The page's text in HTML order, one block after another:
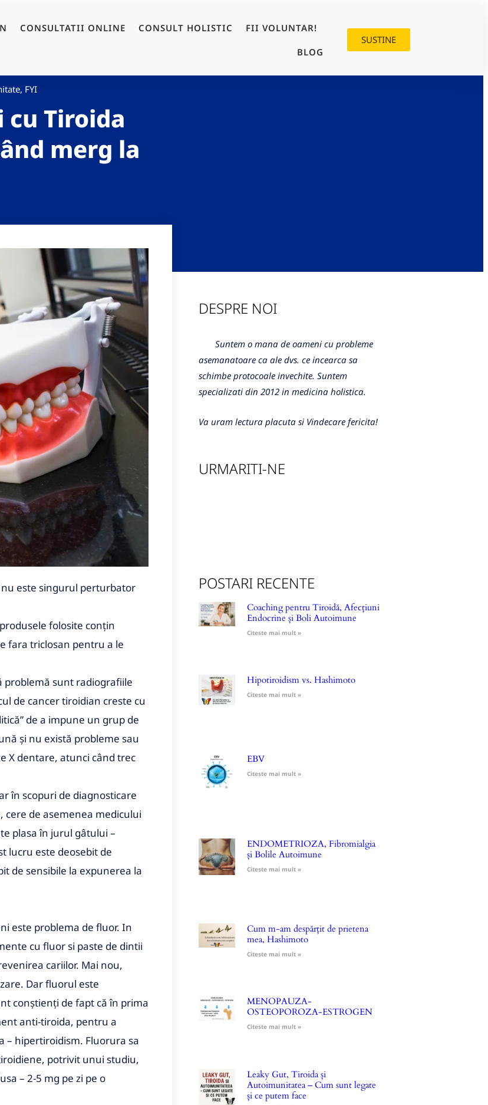
CONSULTATII ONLINE CONSULT HOLISTIC FII VOLUNTAR!
BLOG
SUSTINE
, FYI
Tiroida
merg la
nu este singurul perturbator
folosite conțin
fara triclosan pentru a le
problemă sunt radiografiile
de cancer tiroidian creste cu
de a impune un grup de
și nu există probleme sau
X dentare, atunci când trec
în scopuri de diagnosticare
cere de asemenea medicului
plasa în jurul gâtului –
lucru este deosebit de
de sensibile la expunerea la
este problema de fluor. In
cu fluor si paste de dintii
cariilor. Mai nou,
Dar fluorul este
conștienți de fapt că în prima
anti-tiroida, pentru a
– hipertiroidism. Fluorura sa
potrivit unui studiu,
– 2-5 mg pe zi pe o
DESPRE NOI
Suntem o mana de oameni cu probleme
asemanatoare ca ale dvs. ce incearca sa
schimbe protocoale invechite. Suntem
specializati din 2012 in medicina holistica.
Va uram lectura placuta si Vindecare fericita!
URMARITI-NE
POSTARI RECENTE
Coaching pentru Tiroidă, Afecțiuni
Endocrine și Boli Autoimune
Citeste mai mult »
Hipotiroidism vs. Hashimoto
Citeste mai mult »
EBV
Citeste mai mult »
ENDOMETRIOZA, Fibromialgia
și Bolile Autoimune
Citeste mai mult »
Cum m-am despărțit de prietena
mea, Hashimoto
Citeste mai mult »
MENOPAUZA-
OSTEOPOROZA-ESTROGEN
Citeste mai mult »
Leaky Gut, Tiroida și
Autoimunitatea – Cum sunt legate
și ce putem face